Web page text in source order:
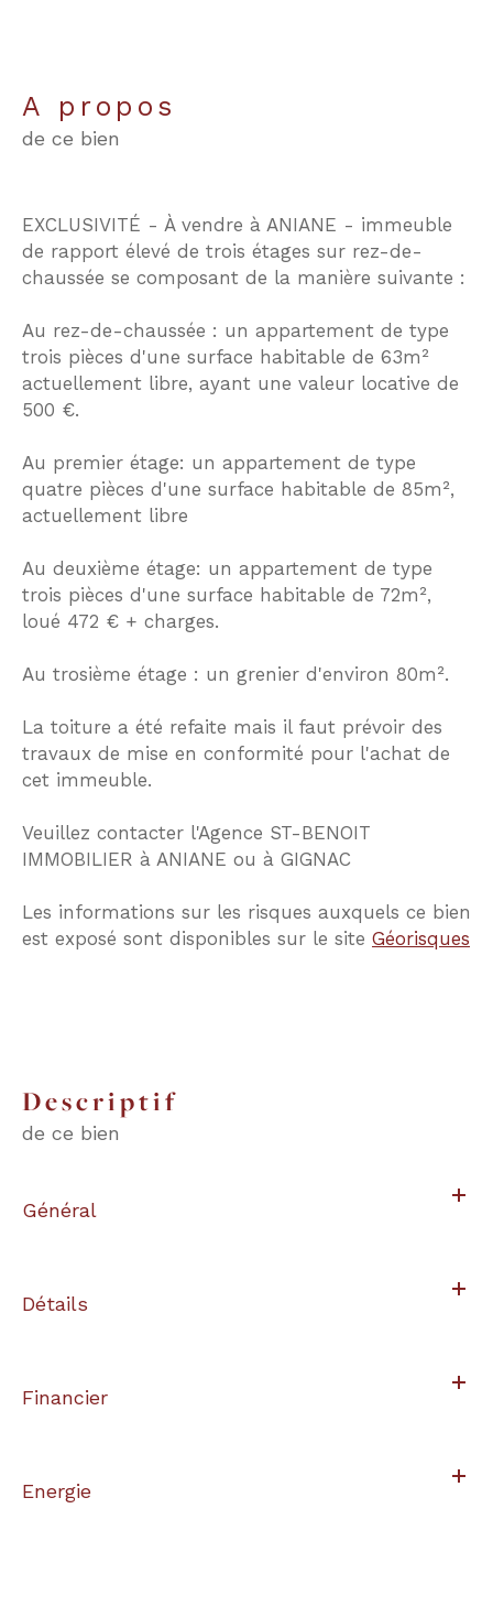
a propos
de ce bien
EXCLUSIVITÉ - À vendre à ANIANE - immeuble
de rapport élevé de trois étages sur rez-de-
chaussée se composant de la manière suivante :
Au rez-de-chaussée : un appartement de type
trois pièces d'une surface habitable de 63m²
actuellement libre, ayant une valeur locative de
500 €.
Au premier étage: un appartement de type
quatre pièces d'une surface habitable de 85m²,
actuellement libre
Au deuxième étage: un appartement de type
trois pièces d'une surface habitable de 72m²,
loué 472 € + charges.
Au trosième étage : un grenier d'environ 80m².
La toiture a été refaite mais il faut prévoir des
travaux de mise en conformité pour l'achat de
cet immeuble.
Veuillez contacter l'Agence ST-BENOIT
IMMOBILIER à ANIANE ou à GIGNAC
Les informations sur les risques auxquels ce bien
est exposé sont disponibles sur le site Géorisques
descriptif
de ce bien
Général
Détails
Financier
Energie